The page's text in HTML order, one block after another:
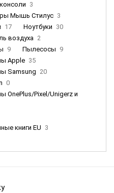
3
Мышь Стилус 3
17 Ноутбуки 30
воздуха 2
9 Пылесосы 9
Apple 35
Samsung 20
0
OnePlus/Pixel/Unigerz и
книги EU 3